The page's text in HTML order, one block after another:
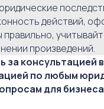
действий,
правильно,
произведений.
за консультацией
по любым
для